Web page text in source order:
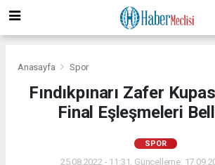
Anasayfa Spor
Fındıkpınarı Zafer
Final Eşleşmeleri
SPOR
25.08.2022 - 11:31, Güncelleme: